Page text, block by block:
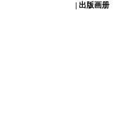
| 出版画册